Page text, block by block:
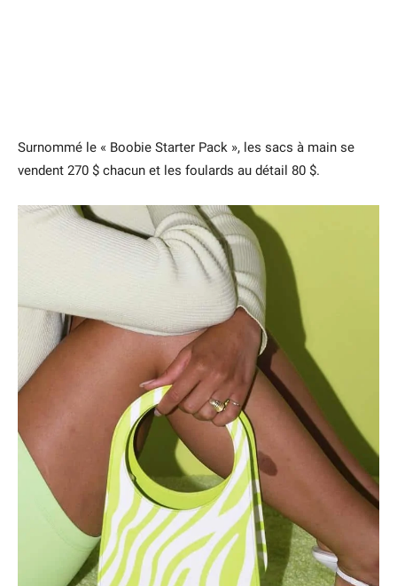
Surnommé le « Boobie Starter Pack », les sacs à main se
vendent 270 $ chacun et les foulards au détail 80 $.